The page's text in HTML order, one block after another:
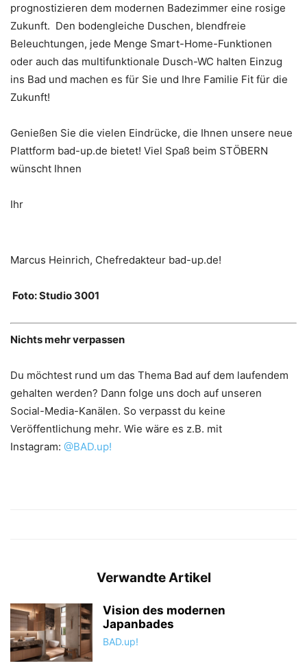
prognostizieren dem modernen Badezimmer eine rosige
Zukunft. Den bodengleiche Duschen, blendfreie
Beleuchtungen, jede Menge Smart-Home-Funktionen
oder auch das multifunktionale Dusch-WC halten Einzug
ins Bad und machen es für Sie und Ihre Familie Fit für die
Zukunft!
Genießen Sie die vielen Eindrücke, die Ihnen unsere neue
Plattform bad-up.de bietet! Viel Spaß beim STÖBERN
wünscht Ihnen
Ihr
Marcus Heinrich, Chefredakteur bad-up.de!
Foto: Studio 3001
Nichts mehr verpassen
Du möchtest rund um das Thema Bad auf dem laufendem
gehalten werden? Dann folge uns doch auf unseren
Social-Media-Kanälen. So verpasst du keine
Veröffentlichung mehr. Wie wäre es z.B. mit
Instagram: @BAD.up!
Verwandte Artikel
Vision des modernen
Japanbades
BAD.up!